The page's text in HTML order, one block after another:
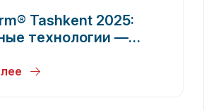
Tashkent 2025:
технологии —